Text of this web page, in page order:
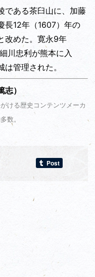
である茶臼山に、加藤
長12年（1607）年の
改めた。寛永9年
川忠利が熊本に入
管理された。
志）
ける歴史コンテンツメーカ
数。